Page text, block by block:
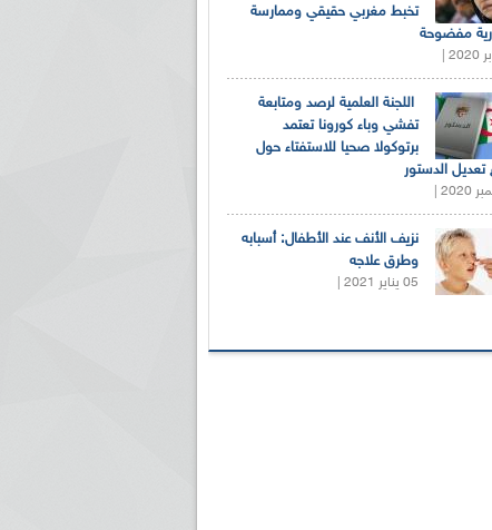
تخبط مغربي حقيقي وممارسة
مفضوحة
اللجنة العلمية لرصد ومتابعة
تفشي وباء كورونا تعتمد
برتوكولا صحيا للاستفتاء حول
الدستور
نزيف الأنف عند الأطفال: أسبابه
وطرق علاجه
05 يناير 2021 |